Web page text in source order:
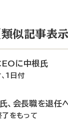
似記事表示
に中根氏
、1日付
、会長職を退任
をもって